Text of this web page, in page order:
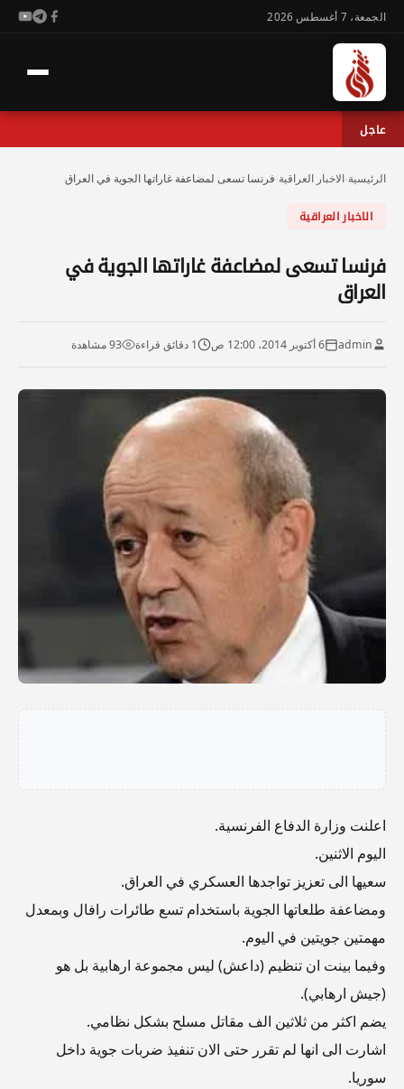
الجمعة، 7 أغسطس 2026
عاجل
الرئيسية الاخبار العراقية فرنسا تسعى لمضاعفة غاراتها الجوية في العراق
الاخبار العراقية
فرنسا تسعى لمضاعفة غاراتها الجوية في
العراق
admin 6 أكتوبر 2014، 12:00 ص 1 دقائق قراءة 93 مشاهدة
اعلنت وزارة الدفاع الفرنسية.
اليوم الاثنين.
سعيها الى تعزيز تواجدها العسكري في العراق.
ومضاعفة طلعاتها الجوية باستخدام تسع طائرات رافال وبمعدل
مهمتين جويتين في اليوم.
وفيما بينت ان تنظيم (داعش) ليس مجموعة ارهابية بل هو
(جيش ارهابي).
يضم اكثر من ثلاثين الف مقاتل مسلح بشكل نظامي.
اشارت الى انها لم تقرر حتى الان تنفيذ ضربات جوية داخل
سوريا.